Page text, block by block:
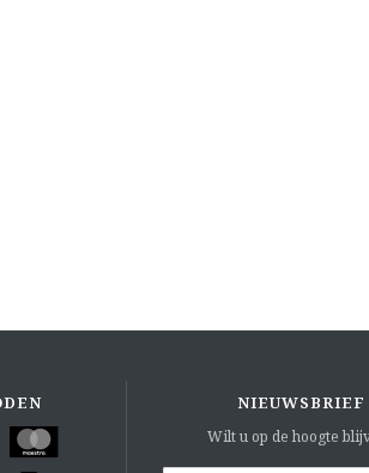
NIEUWSBRIEF
Wilt u op de hoogte